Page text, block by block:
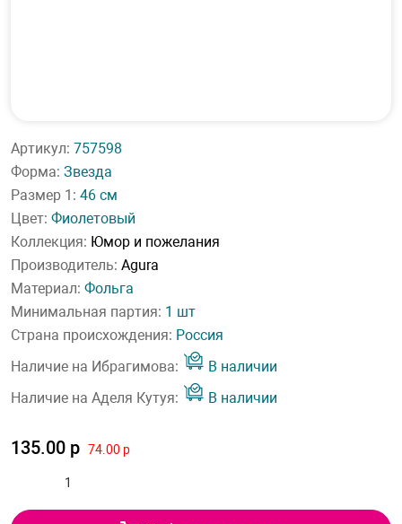
Артикул: 757598
Форма: Звезда
Размер 1: 46 см
Цвет: Фиолетовый
Коллекция: Юмор и пожелания
Производитель: Agura
Материал: Фольга
Минимальная партия: 1 шт
Страна происхождения: Россия
Наличие на Ибрагимова:
В наличии
Наличие на Аделя Кутуя:
В наличии
135.00 р 74.00 р